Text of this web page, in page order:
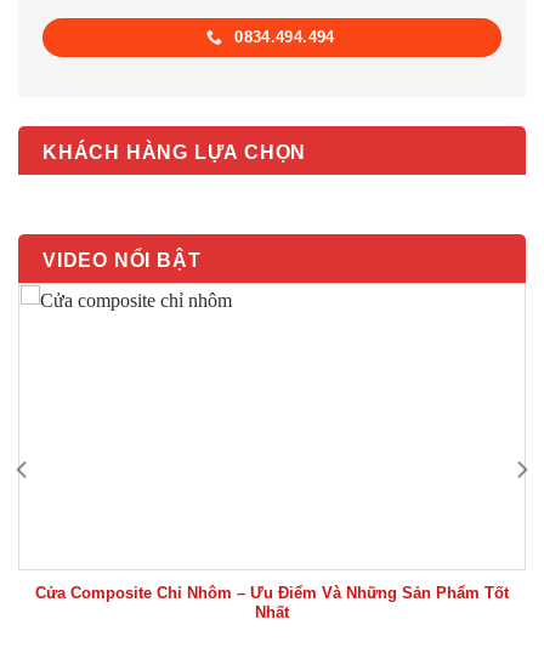
0834.494.494
KHÁCH HÀNG LỰA CHỌN
VIDEO NỔI BẬT
Cửa Composite Chỉ Nhôm – Ưu Điểm Và Những Sản Phẩm Tốt
Nhất